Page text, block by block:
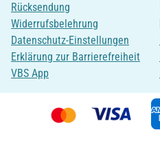
Rücksendung
Widerrufsbelehrung
Datenschutz-Einstellungen
Erklärung zur Barrierefreiheit
VBS App